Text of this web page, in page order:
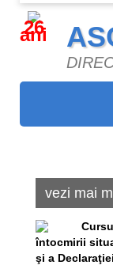
26
ani
vezi mai
întocmirii
şi a